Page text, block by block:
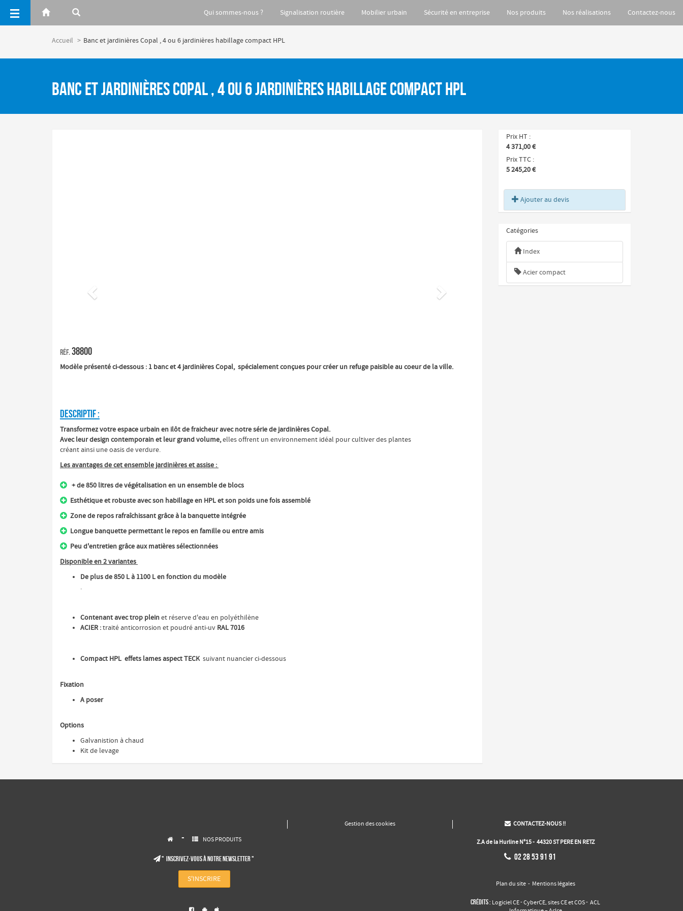
Qui sommes-nous ? Signalisation routière Mobilier urbain Sécurité en entreprise Nos produits Nos réalisations Contactez-nous
Accueil Banc et jardinières Copal , 4 ou 6 jardinières habillage compact HPL
Banc et jardinières Copal , 4 ou 6 jardinières habillage compact HPL
Réf.38800
Modèle présenté ci-dessous : 1 banc et 4 jardinières Copal, spécialement conçues pour créer un refuge paisible au coeur de la ville.
DESCRIPTIF :
Transformez votre espace urbain en ilôt de fraicheur avec notre série de jardinières Copal.
Avec leur design contemporain et leur grand volume,elles offrent un environnement idéal pour cultiver des plantes
créant ainsi une oasis de verdure.
Les avantages de cet ensemble jardinières et assise :
 + de 850 litres de végétalisation en un ensemble de blocs
 Esthétique et robuste avec son habillage en HPL et son poids une fois assemblé
 Zone de repos rafraîchissant grâce à la banquette intégrée
 Longue banquette permettant le repos en famille ou entre amis
 Peu d'entretien grâce aux matières sélectionnées
Disponible en 2 variantes
De plus de 850 L à 1100 L en fonction du modèle
.
Contenant avec trop pleinet réserve d'eau en polyéthilène
ACIER :traité anticorrosion et poudré anti-uv RAL 7016
Compact HPL effets lames aspect TECK suivant nuancier ci-dessous
Fixation
A poser
Options
Galvanistion à chaud
Kit de levage
Prix HT
4 371,00 €
Prix TTC
5 245,20 €
Ajouter au devis
Catégories
Index
Acier compact
 -  NOS PRODUITS
" Inscrivez-vous à notre NEWSLETTER "
S'INSCRIRE
Gestion des cookies  CONTACTEZ-NOUS !!
Z.A de la Hurline N°15 - 44320 ST PERE EN RETZ
 02 28 53 91 91
Plan du site- Mentions légales
Crédits : Logiciel CE-CyberCE ,sites CE et COS-ACL